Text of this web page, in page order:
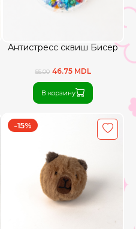
Антистресс сквиш Бисер
55.00 46.75 MDL
В корзину
-15%